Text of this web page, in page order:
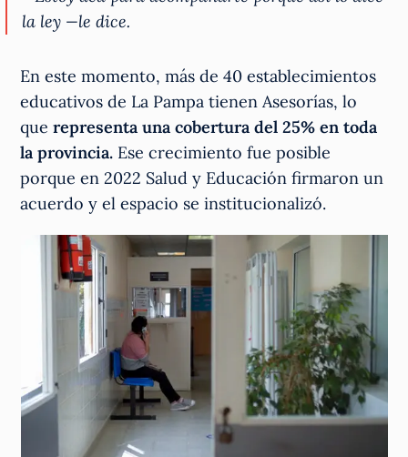
la ley —le dice.
En este momento, más de 40 establecimientos
educativos de La Pampa tienen Asesorías, lo
querepresenta una cobertura del 25% en toda
la provincia. Ese crecimiento fue posible
porque en 2022 Salud y Educación firmaron un
acuerdo y el espacio se institucionalizó.